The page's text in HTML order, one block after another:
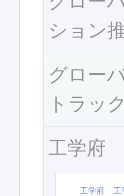
ション
グロー
トラッ
工学府
工学府 工